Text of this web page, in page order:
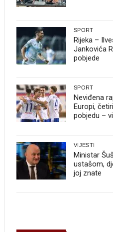
SPORT
Rijeka –
Jankovića
pobjede
SPORT
Neviđena
Europi,
pobjedu –
VIJESTI
Ministar
ustašom,
joj znate